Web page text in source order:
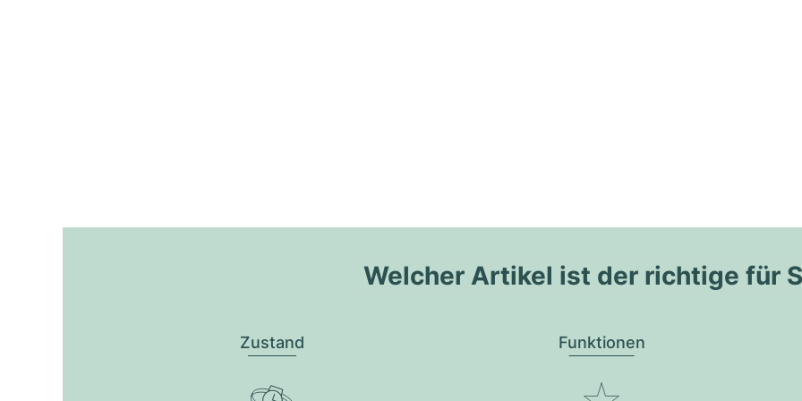
Welcher Artikel ist der richtige für
Zustand Funktionen